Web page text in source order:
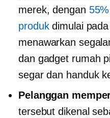
merek, dengan
produkdimulai
menawarkan
dan gadget rumah
segar dan handuk
Pelanggan
tersebut dikenal